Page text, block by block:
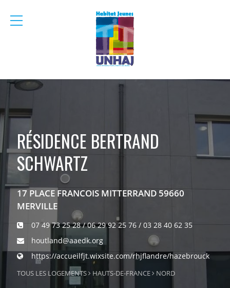
menu
RÉSIDENCE BERTRAND
SCHWARTZ
17 PLACE FRANCOIS MITTERRAND 59660
MERVILLE
07 49 73 25 28 / 06 29 92 25 76 / 03 28 40 62 35
houtland@aaedk.org
https://accueilfjt.wixsite.com/rhjflandre/hazebrouck
TOUS LES LOGEMENTS HAUTS-DE-FRANCE NORD